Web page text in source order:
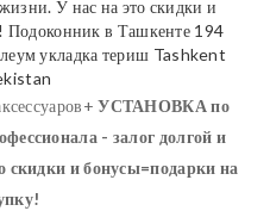
УСТАНОВКАпо
- залог долгой и
скидки и бонусы=подарки на